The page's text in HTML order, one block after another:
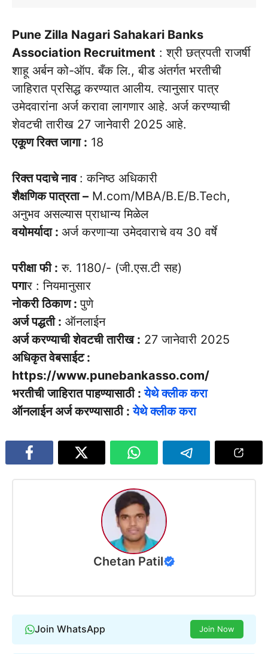
Pune Zilla Nagari Sahakari Banks
Association Recruitment : श्री छत्रपती राजर्षी
शाहू अर्बन को-ऑप. बँक लि., बीड अंतर्गत भरतीची
जाहिरात प्रसिद्ध करण्यात आलीय. त्यानुसार पात्र
उमेदवारांना अर्ज करावा लागणार आहे. अर्ज करण्याची
शेवटची तारीख 27 जानेवारी 2025 आहे.
एकूण रिक्त जागा : 18
रिक्त पदाचे नाव : कनिष्ठ अधिकारी
शैक्षणिक पात्रता – M.com/MBA/B.E/B.Tech,
अनुभव असल्यास प्राधान्य मिळेल
वयोमर्यादा : अर्ज करणाऱ्या उमेदवाराचे वय 30 वर्षे
परीक्षा फी : रु. 1180/- (जी.एस.टी सह)
पगार : नियमानुसार
नोकरी ठिकाण :पुणे
अर्ज पद्धती : ऑनलाईन
अर्ज करण्याची शेवटची तारीख : 27 जानेवारी 2025
अधिकृत वेबसाईट :
https://www.punebankasso.com/
भरतीची जाहिरात पाहण्यासाठी :येथे क्लीक करा
ऑनलाईन अर्ज करण्यासाठी :येथे क्लीक करा
Chetan Patil
Join WhatsApp Join Now